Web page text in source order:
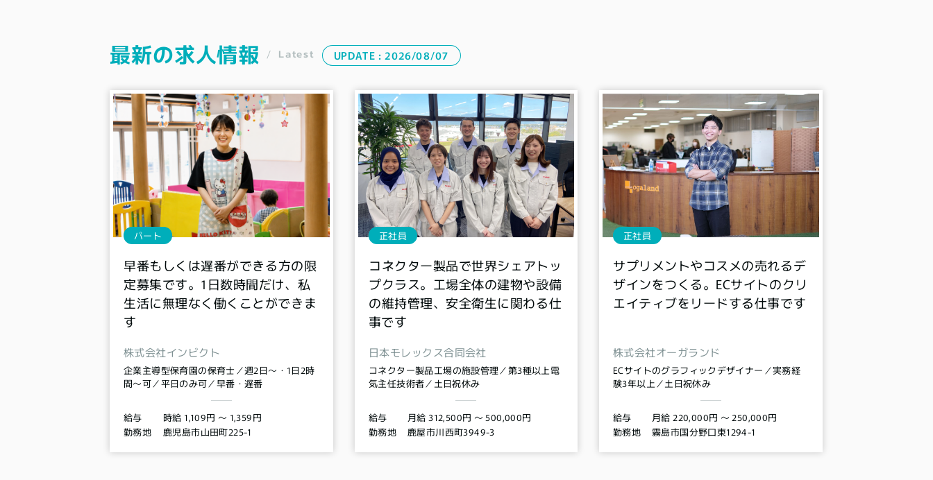
最新の求人情報 / Latest UPDATE : 2026/08/07
パート
早番もしくは遅番ができる方の限
定募集です。1日数時間だけ、私
生活に無理なく働くことができま
す
株式会社インビクト
企業主導型保育園の保育士／週2日〜・1日2時
間〜可／平日のみ可／早番・遅番
給与 時給 1,109円 〜 1,359円
勤務地 鹿児島市山田町225-1
正社員
コネクター製品で世界シェアトッ
プクラス。工場全体の建物や設備
の維持管理、安全衛生に関わる仕
事です
日本モレックス合同会社
コネクター製品工場の施設管理／第3種以上電
気主任技術者／土日祝休み
給与 月給 312,500円 〜 500,000円
勤務地 鹿屋市川西町3949-3
正社員
サプリメントやコスメの売れるデ
ザインをつくる。ECサイトのクリ
エイティブをリードする仕事です
株式会社オーガランド
ECサイトのグラフィックデザイナー／実務経
験3年以上／土日祝休み
給与 月給 220,000円 〜 250,000円
勤務地 霧島市国分野口東1294-1